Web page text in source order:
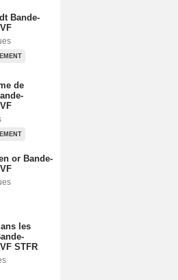
Bande-
de
or Bande-
les
STFR